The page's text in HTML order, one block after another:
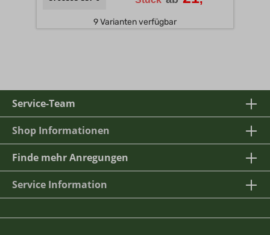
9 Varianten verfügbar
Service-Team
Shop Informationen
Finde mehr Anregungen
Service Information